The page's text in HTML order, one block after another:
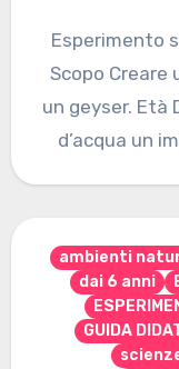
Esperimento
Scopo Creare
un geyser. Età
d’acqua un
ambienti
dai 6 anni
GUIDA